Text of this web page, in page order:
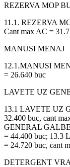
REZERVA MOP
11.1. REZERVA
Cant max AC =
MANUSI MENAJ
12.1.MANUSI
= 26.640 buc
LAVETE UZ
13.1 LAVETE UZ
32.400 buc, cant
GENERAL
= 44.400 buc; 13.3
= 24.720 buc, cant
DETERGENT